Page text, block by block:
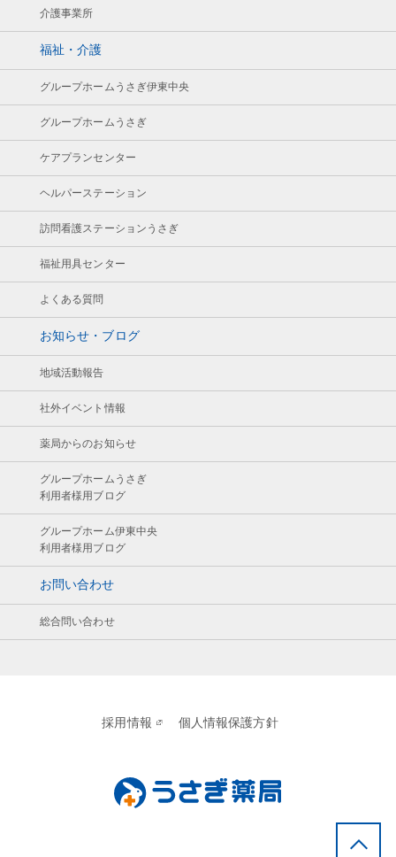
介護事業所
福祉・介護
グループホームうさぎ伊東中央
グループホームうさぎ
ケアプランセンター
ヘルパーステーション
訪問看護ステーションうさぎ
福祉用具センター
よくある質問
お知らせ・ブログ
地域活動報告
社外イベント情報
薬局からのお知らせ
グループホームうさぎ
利用者様用ブログ
グループホーム伊東中央
利用者様用ブログ
お問い合わせ
総合問い合わせ
採用情報 個人情報保護方針